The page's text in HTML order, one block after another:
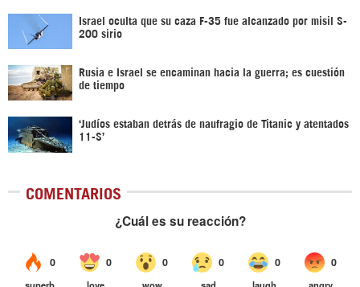
Israel oculta que su caza F-35 fue alcanzado por misil S-
200 sirio
Rusia e Israel se encaminan hacia la guerra; es cuestión
de tiempo
‘Judíos estaban detrás de naufragio de Titanic y atentados
11-S’
COMENTARIOS